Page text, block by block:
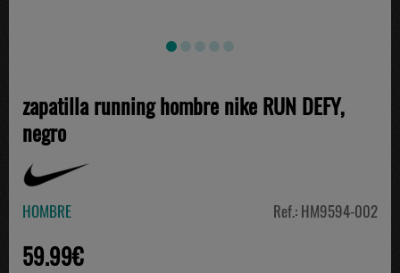
zapatilla running hombre nike RUN DEFY,
negro
HOMBRE Ref.: HM9594-002
59.99€